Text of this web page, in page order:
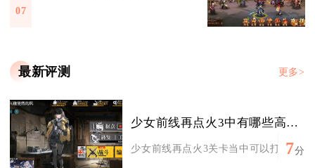
07
最新评测 更多>
少女前线再点火3中有哪些高级装备可以获取
少女前线再点火3关卡当中可以打捞到
7分